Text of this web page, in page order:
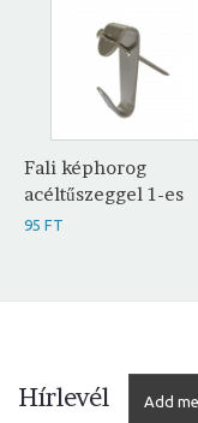
Fali képhorog
acéltűszeggel 1-es
95 FT
Hírlevél